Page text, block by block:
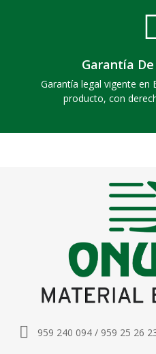
Garantía
Garantía legal vigente en
producto, con
959 240 094 / 959 25 26